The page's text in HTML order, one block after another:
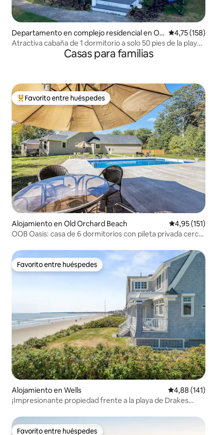
Departamento en complejo residencial en Ol
d Orchard Beach
Calificación
4,75 (158)
Atractiva cabaña de 1 dormitorio a solo 50 pies de la playa
Casas para familias
Favorito entre los huéspedes más destacados
Favorito entre huéspedes
Alojamiento en Old Orchard Beach Calificación
4,95 (151)
OOB Oasis: casa de 6 dormitorios con pileta privada cerca
Favorito entre huéspedes
Favorito entre huéspedes
Alojamiento en Wells Calificación
4,88 (141)
¡Impresionante propiedad frente a la playa de Drakes
Favorito entre huéspedes